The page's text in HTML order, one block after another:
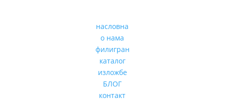
насловна
о нама
филигран
каталог
изложбе
БЛОГ
контакт